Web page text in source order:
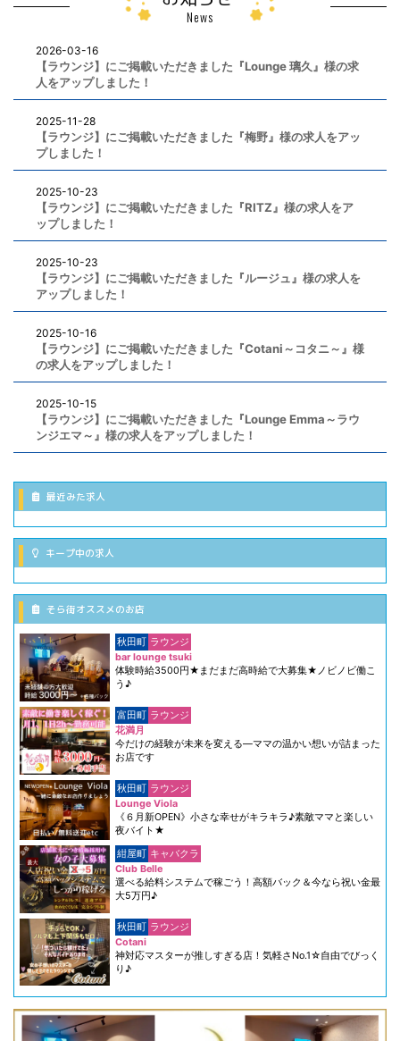
News
2026-03-16
【ラウンジ】にご掲載いただきました『Lounge 璃久』様の求
人をアップしました！
2025-11-28
【ラウンジ】にご掲載いただきました『梅野』様の求人をアッ
プしました！
2025-10-23
【ラウンジ】にご掲載いただきました『RITZ』様の求人をア
ップしました！
2025-10-23
【ラウンジ】にご掲載いただきました『ルージュ』様の求人を
アップしました！
2025-10-16
【ラウンジ】にご掲載いただきました『Cotani～コタニ～』様
の求人をアップしました！
2025-10-15
【ラウンジ】にご掲載いただきました『Lounge Emma～ラウ
ンジエマ～』様の求人をアップしました！
最近みた求人
キープ中の求人
そら街オススメのお店
秋田町 ラウンジ
bar lounge tsuki
体験時給3500円★まだまだ高時給で大募集★ノビノビ働こ
う♪
富田町 ラウンジ
花満月
今だけの経験が未来を変える―ママの温かい想いが詰まった
お店です
秋田町 ラウンジ
Lounge Viola
《６月新OPEN》小さな幸せがキラキラ♪素敵ママと楽しい
夜バイト★
紺屋町 キャバクラ
Club Belle
選べる給料システムで稼ごう！高額バック＆今なら祝い金最
大5万円♪
秋田町 ラウンジ
Cotani
神対応マスターが推しすぎる店！気軽さNo.1☆自由でびっく
り♪